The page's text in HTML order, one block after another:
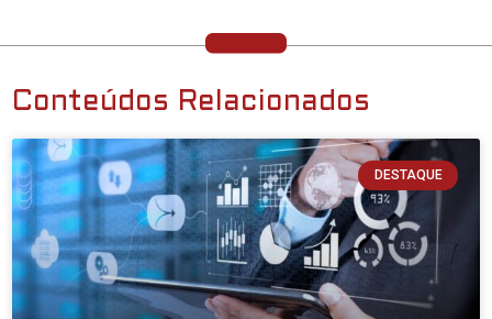
Conteúdos Relacionados
DESTAQUE